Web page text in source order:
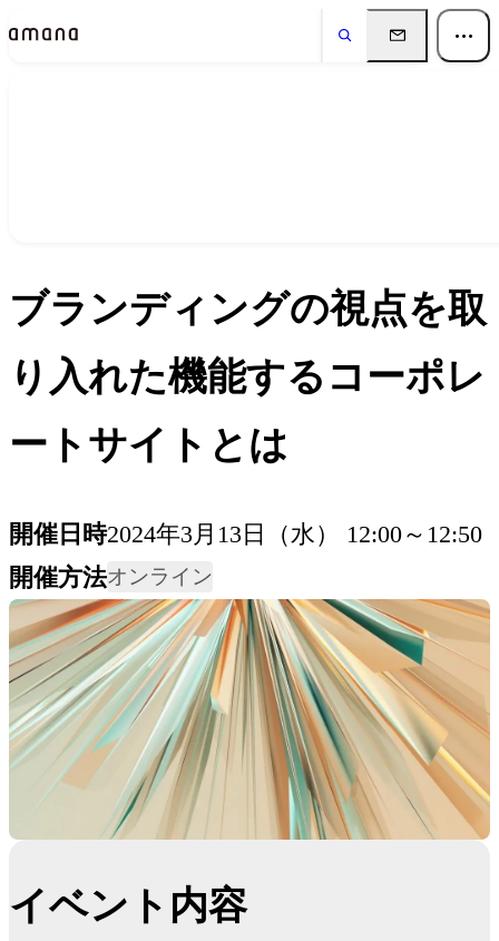
ブランディングの視点を取
り入れた機能するコーポレ
ートサイトとは
開催日時2024年3月13日（水） 12:00～12:50
開催方法オンライン
イベント内容